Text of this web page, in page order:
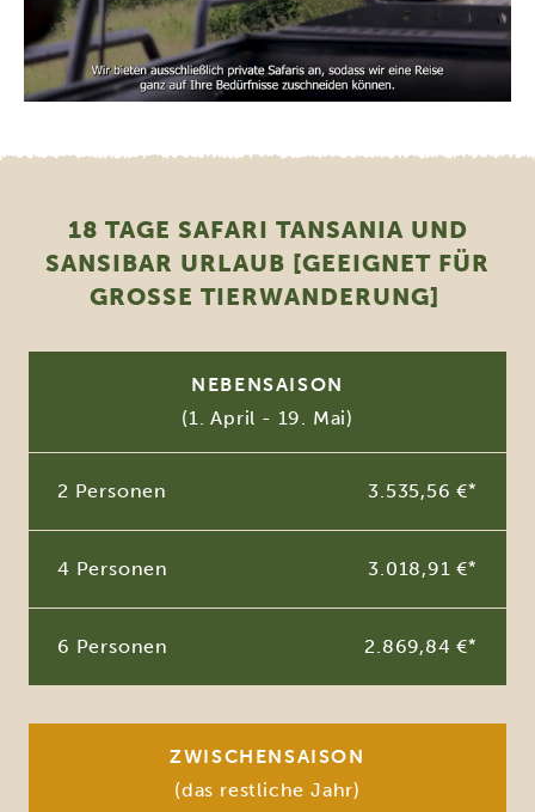
18 TAGE SAFARI TANSANIA UND
SANSIBAR URLAUB [GEEIGNET FÜR
GROSSE TIERWANDERUNG]
NEBENSAISON
(1. April - 19. Mai)
2 Personen 3.535,56 €*
4 Personen 3.018,91 €*
6 Personen 2.869,84 €*
ZWISCHENSAISON
(das restliche Jahr)